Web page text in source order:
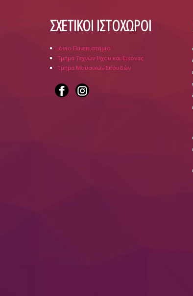
ΣΧΕΤΙΚΟΙ ΙΣΤΟΧΩΡΟΙ
Ιόνιο Πανεπιστήμιο
Τμήμα Τεχνών Ήχου και Εικόνας
Τμήμα Μουσικών Σπουδών